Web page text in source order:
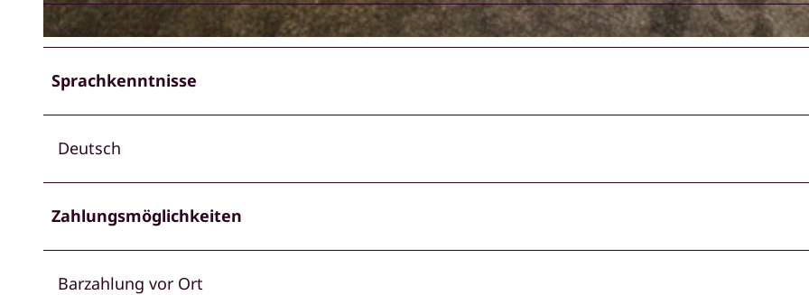
Sprachkenntnisse
Deutsch
Zahlungsmöglichkeiten
Barzahlung vor Ort